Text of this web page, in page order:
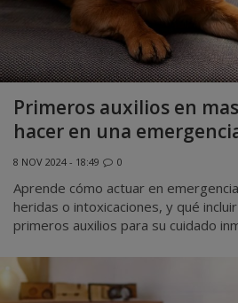
Primeros auxilios en
hacer en una
8 NOV 2024 - 18:49 0
Aprende cómo actuar en
heridas o intoxicaciones, y qué
primeros auxilios para su cuidado